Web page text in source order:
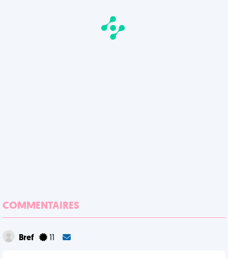
COMMENTAIRES
Bref